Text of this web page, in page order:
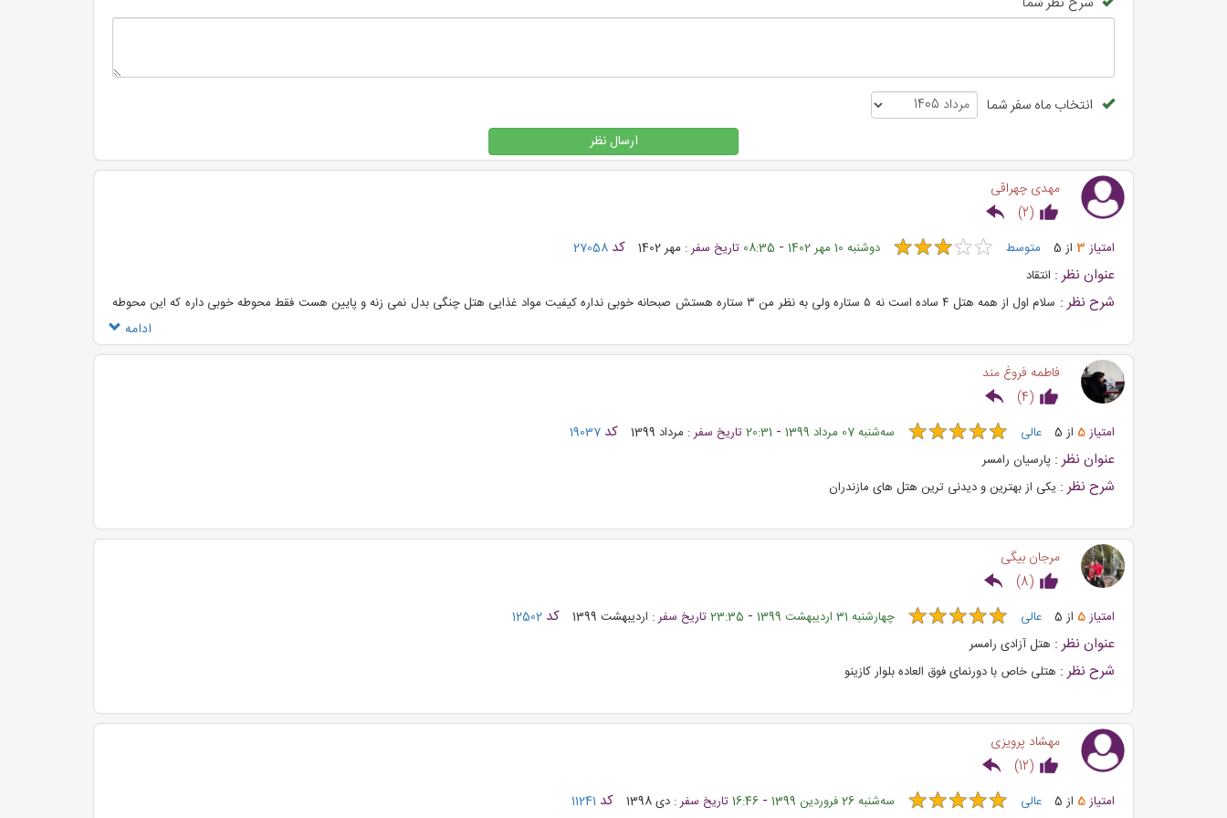
انتخاب ماه سفر شما
ارسال نظر
مهدی چهراقی
(
2
)
امتیاز 3 از 5 متوسط ★★★★★
★★★★★ دوشنبه 10 مهر 1402 -
08:35 تاریخ سفر : مهر 1402 کد 27058
عنوان نظر : انتقاد
شرح نظر :
سلام اول از همه هتل ۴ ساده است نه ۵ ستاره ولی به نظر من ۳ ستاره هستش صبحانه خوبی نداره کیفیت مواد غذایی هتل چنگی بدل نمی زنه و پایین هست فقط محوطه خوبی داره که این محوطه
ادامه
فاطمه فروغ مند
(
4
)
امتیاز5 از 5 عالی ★★★★★
★★★★★ ﺳﻪشنبه 07 مرداد 1399 -
20:31تاریخ سفر : مرداد 1399 کد 19037
عنوان نظر : پارسیان رامسر
شرح نظر : یکی از بهترین و دیدنی ترین هتل های مازندران
مرجان بیگی
(
8
)
امتیاز5 از 5 عالی ★★★★★
★★★★★ چهارشنبه 31 اردیبهشت 1399 -
23:35تاریخ سفر : اردیبهشت 1399 کد 12502
عنوان نظر : هتل آزادی رامسر
شرح نظر : هتلی خاص با دورنمای فوق العاده بلوار کازینو
مهشاد پرویزی
(
12
)
امتیاز5 از 5 عالی ★★★★★
★★★★★ ﺳﻪشنبه 26 فروردین 1399 -
16:46تاریخ سفر : دی 1398 کد 11241